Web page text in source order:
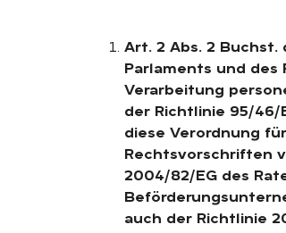
Art. 2 Abs. 2 Buchst.
Parlaments und des
Verarbeitung
der Richtlinie 95/46/
diese Verordnung
Rechtsvorschriften
2004/82/EG des
auch der Richtlinie